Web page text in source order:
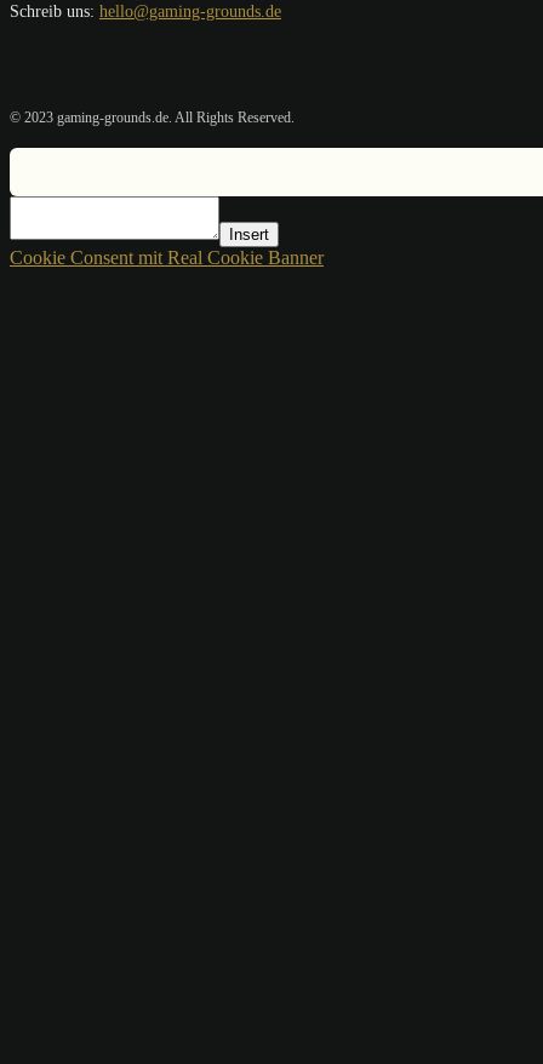
Schreib uns: hello@gaming-grounds.de
© 2023 gaming-grounds.de. All Rights Reserved.
Insert
Cookie Consent mit Real Cookie Banner